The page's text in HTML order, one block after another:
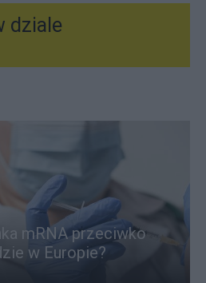
dziale
mRNA przeciwko
w Europie?